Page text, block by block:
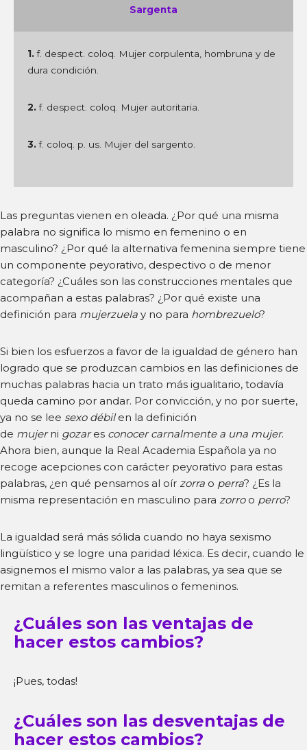
Sargenta
1. f. despect. coloq. Mujer corpulenta, hombruna y de
dura condición.
2. f. despect. coloq. Mujer autoritaria.
3.f. coloq. p. us. Mujer del sargento.
Las preguntas vienen en oleada. ¿Por qué una misma
palabra no significa lo mismo en femenino o en
masculino? ¿Por qué la alternativa femenina siempre tiene
un componente peyorativo, despectivo o de menor
categoría? ¿Cuáles son las construcciones mentales que
acompañan a estas palabras? ¿Por qué existe una
definición para mujerzuela y no para hombrezuelo?
Si bien los esfuerzos a favor de la igualdad de género han
logrado que se produzcan cambios en las definiciones de
muchas palabras hacia un trato más igualitario, todavía
queda camino por andar. Por convicción, y no por suerte,
ya no se lee sexo débilen la definición
de mujerni gozares conocer carnalmente a una mujer.
Ahora bien, aunque la Real Academia Española ya no
recoge acepciones con carácter peyorativo para estas
palabras, ¿en qué pensamos al oír zorra o perra? ¿Es la
misma representación en masculino para zorroo perro?
La igualdad será más sólida cuando no haya sexismo
lingüístico y se logre una paridad léxica. Es decir, cuando le
asignemos el mismo valor a las palabras, ya sea que se
remitan a referentes masculinos o femeninos.
¿Cuáles son las ventajas de
hacer estos cambios?
¡Pues, todas!
¿Cuáles son las desventajas de
hacer estos cambios?